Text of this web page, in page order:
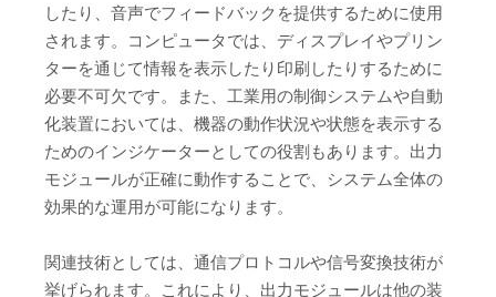
したり、音声でフィードバックを提供するために使用
されます。コンピュータでは、ディスプレイやプリン
ターを通じて情報を表示したり印刷したりするために
必要不可欠です。また、工業用の制御システムや自動
化装置においては、機器の動作状況や状態を表示する
ためのインジケーターとしての役割もあります。出力
モジュールが正確に動作することで、システム全体の
効果的な運用が可能になります。
関連技術としては、通信プロトコルや信号変換技術が
挙げられます。これにより、出力モジュールは他の装